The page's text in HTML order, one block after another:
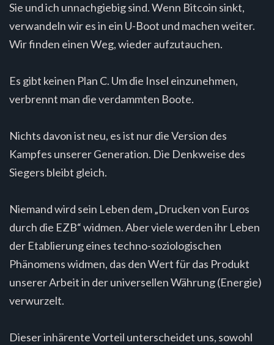
Sie und ich unnachgiebig sind. Wenn Bitcoin sinkt,
verwandeln wir es in ein U-Boot und machen weiter.
Wir finden einen Weg, wieder aufzutauchen.
Es gibt keinen Plan C. Um die Insel einzunehmen,
verbrennt man die verdammten Boote.
Nichts davon ist neu, es ist nur die Version des
Kampfes unserer Generation. Die Denkweise des
Siegers bleibt gleich.
Niemand wird sein Leben dem „Drucken von Euros
durch die EZB“ widmen. Aber viele werden ihr Leben
der Etablierung eines techno-soziologischen
Phänomens widmen, das den Wert für das Produkt
unserer Arbeit in der universellen Währung (Energie)
verwurzelt.
Dieser inhärente Vorteil unterscheidet uns, sowohl